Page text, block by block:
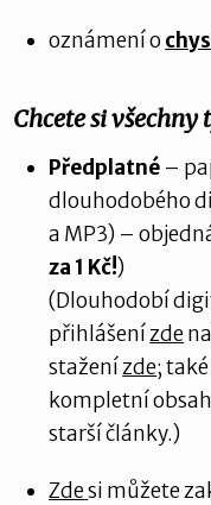
oznámení o
Chcete si
Předplatné –
dlouhodobého
a MP3) –
za 1 Kč!)
(Dlouhodobí
přihlášenízde
staženízde;
kompletní
starší články.)
Zdesi můžete